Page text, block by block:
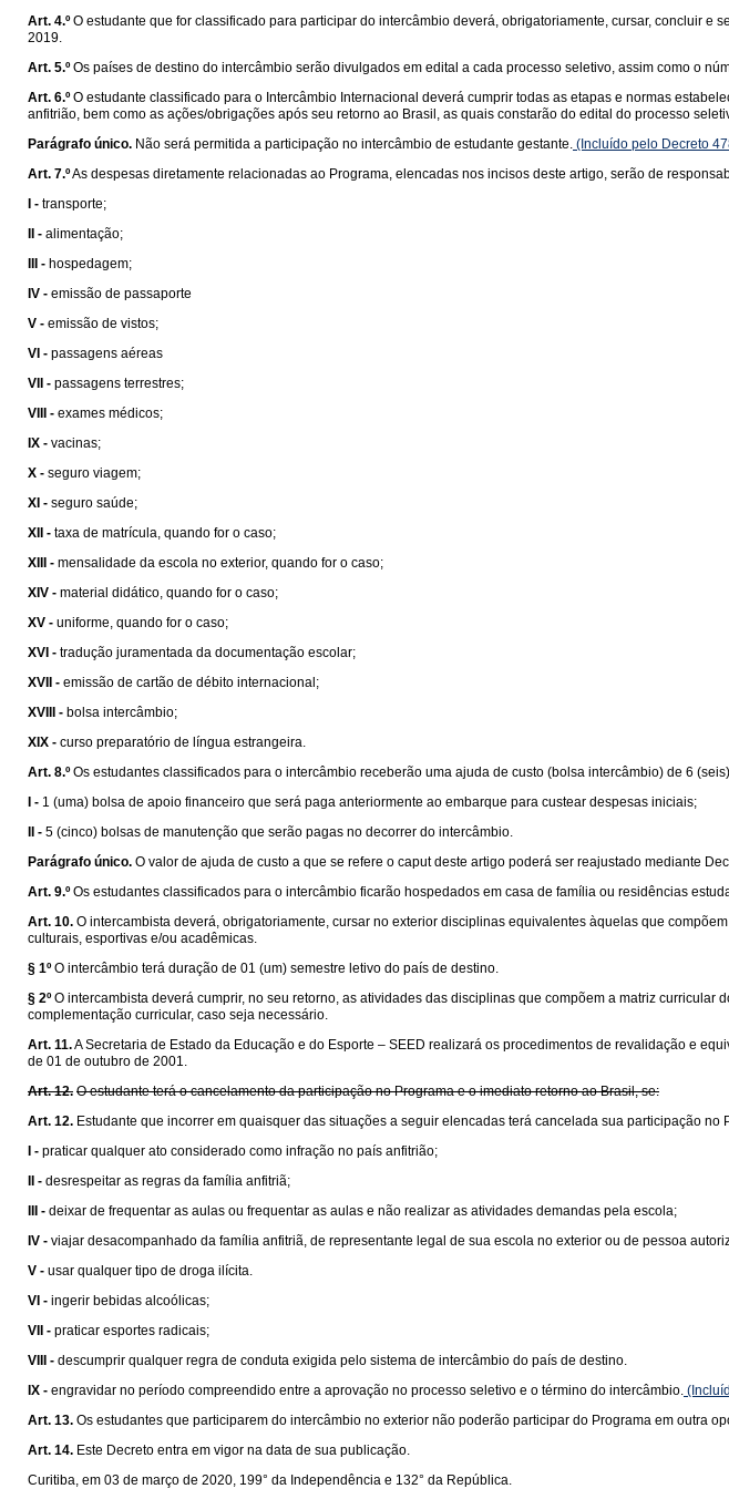
Art. 4.º O estudante que for classificado para participar do intercâmbio deverá, obrigatoriamente, cursar, concluir
2019.
Art. 5.º Os países de destino do intercâmbio serão divulgados em edital a cada processo seletivo, assim como o
Art. 6.º O estudante classificado para o Intercâmbio Internacional deverá cumprir todas as etapas e normas
anfitrião, bem como as ações/obrigações após seu retorno ao Brasil, as quais constarão do edital do processo
Parágrafo único. Não será permitida a participação no intercâmbio de estudante gestante. (Incluído pelo Decreto
Art. 7.ºAs despesas diretamente relacionadas ao Programa, elencadas nos incisos deste artigo, serão de
I - transporte;
II - alimentação;
III - hospedagem;
IV - emissão de passaporte
V - emissão de vistos;
VI - passagens aéreas
VII - passagens terrestres;
VIII - exames médicos;
IX - vacinas;
X - seguro viagem;
XI - seguro saúde;
XII - taxa de matrícula, quando for o caso;
XIII - mensalidade da escola no exterior, quando for o caso;
XIV - material didático, quando for o caso;
XV - uniforme, quando for o caso;
XVI - tradução juramentada da documentação escolar;
XVII - emissão de cartão de débito internacional;
XVIII - bolsa intercâmbio;
XIX - curso preparatório de língua estrangeira.
Art. 8.º Os estudantes classificados para o intercâmbio receberão uma ajuda de custo (bolsa intercâmbio) de 6
I - 1 (uma) bolsa de apoio financeiro que será paga anteriormente ao embarque para custear despesas iniciais;
II - 5 (cinco) bolsas de manutenção que serão pagas no decorrer do intercâmbio.
Parágrafo único. O valor de ajuda de custo a que se refere o caput deste artigo poderá ser reajustado mediante
Art. 9.º Os estudantes classificados para o intercâmbio ficarão hospedados em casa de família ou residências
Art. 10. O intercambista deverá, obrigatoriamente, cursar no exterior disciplinas equivalentes àquelas que
culturais, esportivas e/ou acadêmicas.
§ 1º O intercâmbio terá duração de 01 (um) semestre letivo do país de destino.
§ 2º O intercambista deverá cumprir, no seu retorno, as atividades das disciplinas que compõem a matriz
complementação curricular, caso seja necessário.
Art. 11.A Secretaria de Estado da Educação e do Esporte – SEED realizará os procedimentos de revalidação e
de 01 de outubro de 2001.
Art. 12. O estudante terá o cancelamento da participação no Programa e o imediato retorno ao Brasil, se:
Art. 12. Estudante que incorrer em quaisquer das situações a seguir elencadas terá cancelada sua participação no
I - praticar qualquer ato considerado como infração no país anfitrião;
II - desrespeitar as regras da família anfitriã;
III - deixar de frequentar as aulas ou frequentar as aulas e não realizar as atividades demandas pela escola;
IV - viajar desacompanhado da família anfitriã, de representante legal de sua escola no exterior ou de pessoa
V - usar qualquer tipo de droga ilícita.
VI - ingerir bebidas alcoólicas;
VII - praticar esportes radicais;
VIII - descumprir qualquer regra de conduta exigida pelo sistema de intercâmbio do país de destino.
IX - engravidar no período compreendido entre a aprovação no processo seletivo e o término do intercâmbio.
Art. 13. Os estudantes que participarem do intercâmbio no exterior não poderão participar do Programa em outra
Art. 14. Este Decreto entra em vigor na data de sua publicação.
Curitiba, em 03 de março de 2020, 199° da Independência e 132° da República.